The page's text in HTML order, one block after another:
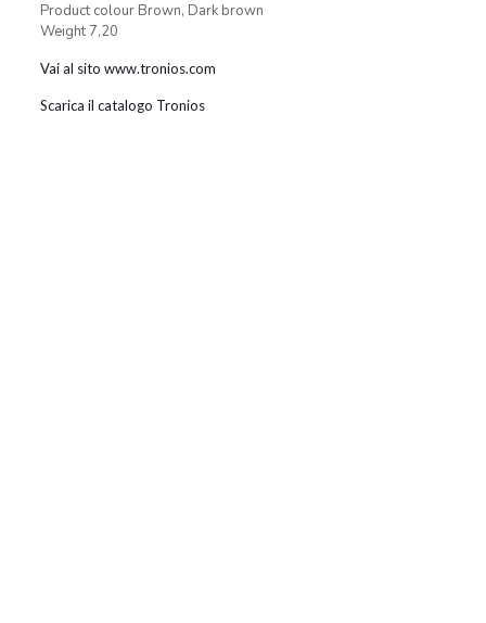
Product colour Brown, Dark brown
Weight 7,20
Vai al sito www.tronios.com
Scarica il catalogo Tronios